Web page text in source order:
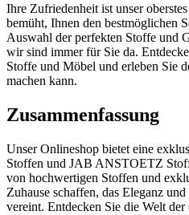
Ihre Zufriedenheit ist unser
bemüht, Ihnen den bestmöglichen
Auswahl der perfekten Stoffe und
wir sind immer für Sie da.
Stoffe und Möbel und erleben Sie
machen kann.
Zusammenfassung
Unser Onlineshop bietet eine
Stoffen und JAB ANSTOETZ
von hochwertigen Stoffen und
Zuhause schaffen, das Eleganz
vereint. Entdecken Sie die Welt